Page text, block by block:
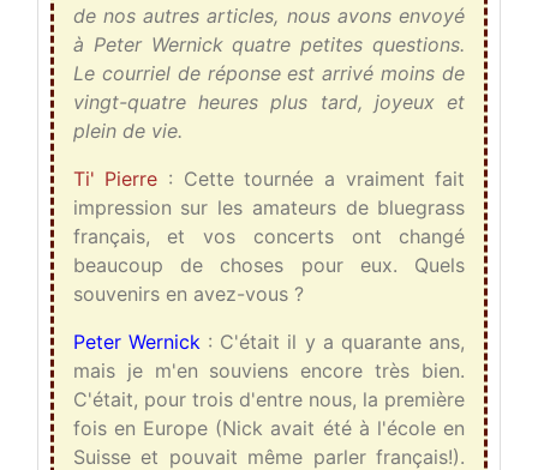
de nos autres articles, nous avons envoyé
à Peter Wernick quatre petites questions.
Le courriel de réponse est arrivé moins de
vingt-quatre heures plus tard, joyeux et
plein de vie.
Ti' Pierre : Cette tournée a vraiment fait
impression sur les amateurs de bluegrass
français, et vos concerts ont changé
beaucoup de choses pour eux. Quels
souvenirs en avez-vous ?
Peter Wernick : C'était il y a quarante ans,
mais je m'en souviens encore très bien.
C'était, pour trois d'entre nous, la première
fois en Europe (Nick avait été à l'école en
Suisse et pouvait même parler français!).